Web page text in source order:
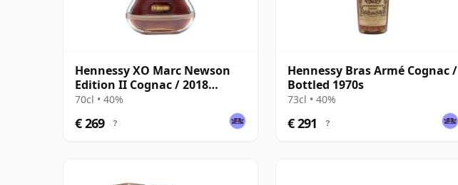
Hennessy XO Marc Newson
Edition II Cognac / 2018
Release
70cl • 40%
€ 269 ?
Hennessy Bras Armé Cognac /
Bottled 1970s
73cl • 40%
€ 291 ?